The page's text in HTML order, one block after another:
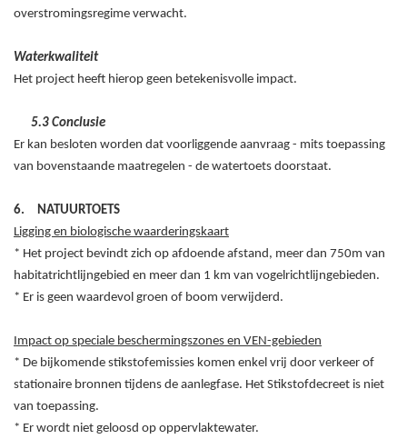
overstromingsregime verwacht.
Waterkwaliteit
Het project heeft hierop geen betekenisvolle impact.
5.3 Conclusie
Er kan besloten worden dat voorliggende aanvraag - mits toepassing
van bovenstaande maatregelen - de watertoets doorstaat.
6.
NATUURTOETS
Ligging en biologische waarderingskaart
* Het project bevindt zich op afdoende afstand, meer dan 750m van
habitatrichtlijngebied en meer dan 1 km van vogelrichtlijngebieden.
* Er is geen waardevol groen of boom verwijderd.
Impact op speciale beschermingszones en VEN-gebieden
* De bijkomende stikstofemissies komen enkel vrij door verkeer of
stationaire bronnen tijdens de aanlegfase. Het Stikstofdecreet is niet
van toepassing.
* Er wordt niet geloosd op oppervlaktewater.